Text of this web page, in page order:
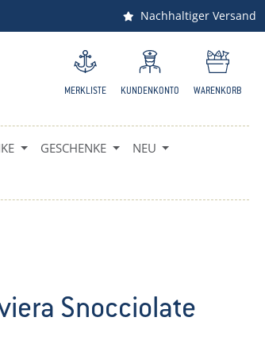
Nachhaltiger Versand
MERKLISTE KUNDENKONTO WARENKORB
GESCHENKE
NEU
Snocciolate